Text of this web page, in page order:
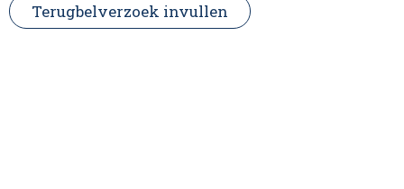
Terugbelverzoek invullen